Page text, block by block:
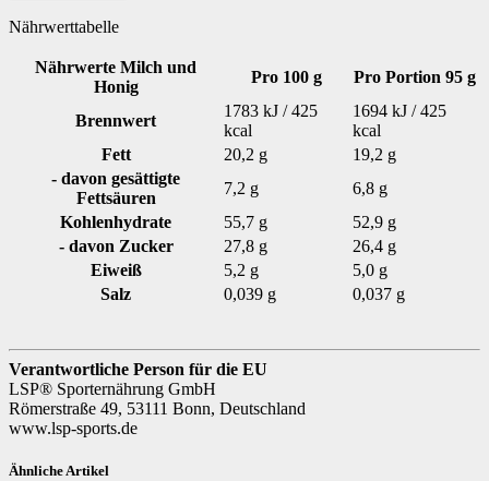
Nährwerttabelle
Nährwerte Milch und
Honig
Pro 100 g Pro Portion 95 g
Brennwert
1783 kJ / 425
kcal
1694 kJ / 425
kcal
Fett
20,2 g
19,2 g
- davon gesättigte
Fettsäuren
7,2 g
6,8 g
Kohlenhydrate
55,7 g
52,9 g
- davon Zucker
27,8 g
26,4 g
Eiweiß
5,2 g
5,0 g
Salz
0,039 g 0,037 g
Verantwortliche Person für die EU
LSP® Sporternährung GmbH
Römerstraße 49, 53111 Bonn, Deutschland
www.lsp-sports.de
Ähnliche Artikel